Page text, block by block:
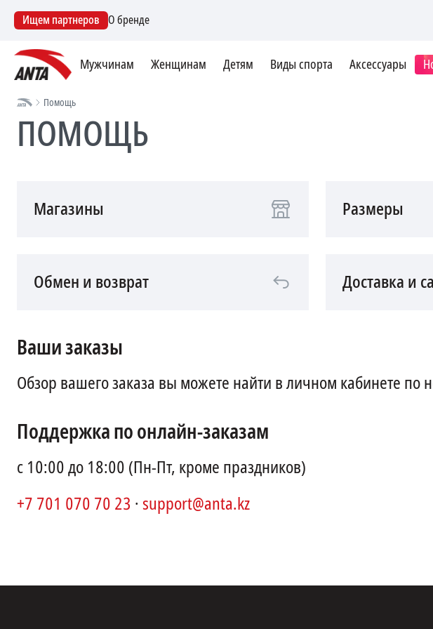
Ищем партнеров О бренде
Мужчинам Женщинам Детям Виды спорта Аксессуары
Помощь
ПОМОЩЬ
Магазины Размеры
Обмен и возврат Доставка и
Ваши заказы
Обзор вашего заказа вы можете найти в личном кабинете по
Поддержка по онлайн-заказам
с 10:00 до 18:00 (Пн-Пт, кроме праздников)
+7 701 070 70 23 · support@anta.kz